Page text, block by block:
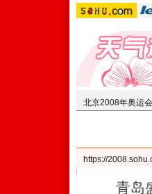
北京2008年奥运会
https://
青岛盛